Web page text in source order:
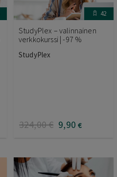
42
StudyPlex – valinnainen
verkkokurssi | -97 %
StudyPlex
324,00€ 9,90 €